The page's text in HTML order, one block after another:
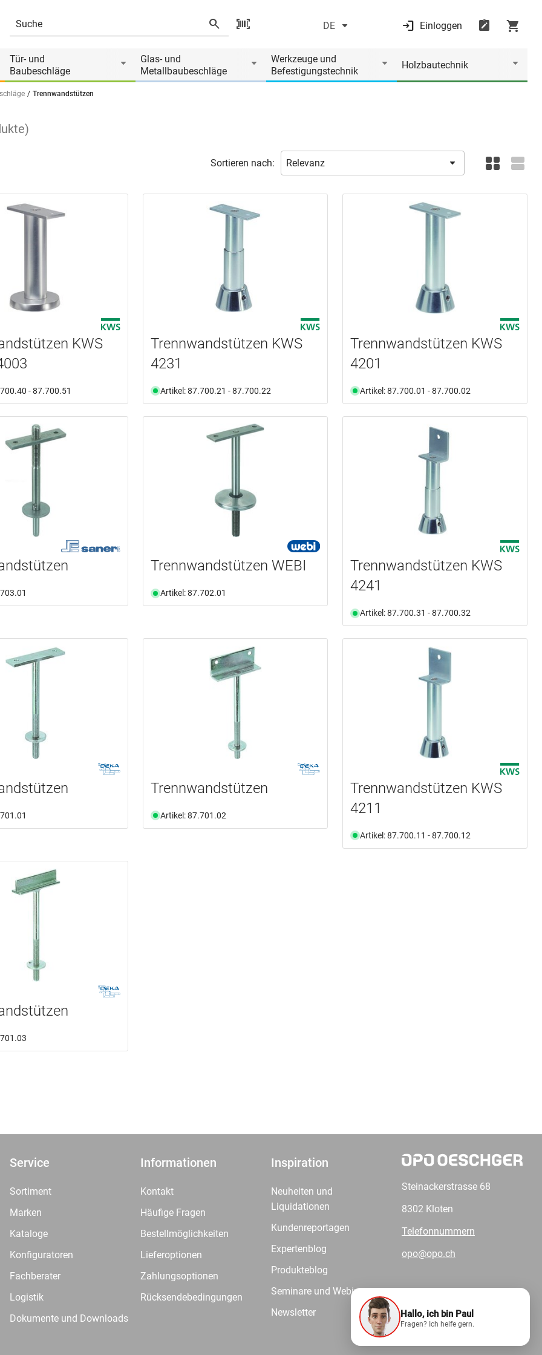
DE Einloggen
Tür- und
Baubeschläge
Glas- und
Metallbaubeschläge
Werkzeuge und
Befestigungstechnik
Holzbautechnik
Trennwandstützen
)
Sortieren nach:
KWS
- 87.700.51
Trennwandstützen KWS
4231
Artikel: 87.700.21 - 87.700.22
Trennwandstützen KWS
4201
Artikel: 87.700.01 - 87.700.02
Trennwandstützen WEBI
Artikel: 87.702.01
Trennwandstützen KWS
4241
Artikel: 87.700.31 - 87.700.32
Trennwandstützen
Artikel: 87.701.02
Trennwandstützen KWS
4211
Artikel: 87.700.11 - 87.700.12
Service
Sortiment
Marken
Kataloge
Konfiguratoren
Fachberater
Logistik
Dokumente und Downloads
Informationen
Kontakt
Häufige Fragen
Bestellmöglichkeiten
Lieferoptionen
Zahlungsoptionen
Rücksendebedingungen
Inspiration
Neuheiten und
Liquidationen
Kundenreportagen
Expertenblog
Produkteblog
Seminare und Webinare
Newsletter
Steinackerstrasse 68
8302 Kloten
Telefonnummern
opo@opo.ch
Wir liefern.
Hallo, ich bin Paul
Fragen? Ich helfe gern.